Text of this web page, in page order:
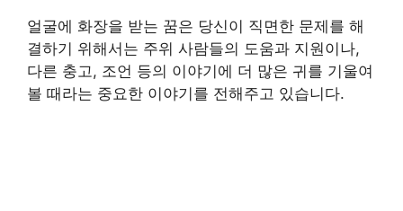
얼굴에 화장을 받는 꿈은 당신이 직면한 문제를 해
결하기 위해서는 주위 사람들의 도움과 지원이나,
다른 충고, 조언 등의 이야기에 더 많은 귀를 기울여
볼 때라는 중요한 이야기를 전해주고 있습니다.